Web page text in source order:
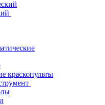
краскопульты